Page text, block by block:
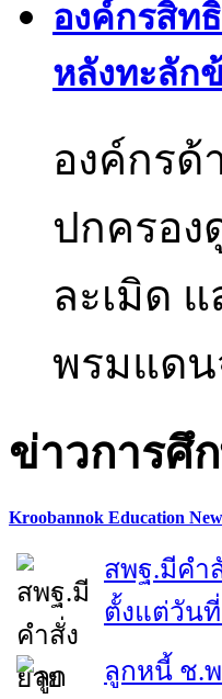
องค์กรสิท
หลังทะลัก
องค์กร
ปกครอง
ละเมิด
พรมแดน
ข่าวการศึ
Kroobannok Education
สพฐ.มีคำ
ตั้งแต่วันที่
ลูกหนี้ ช.